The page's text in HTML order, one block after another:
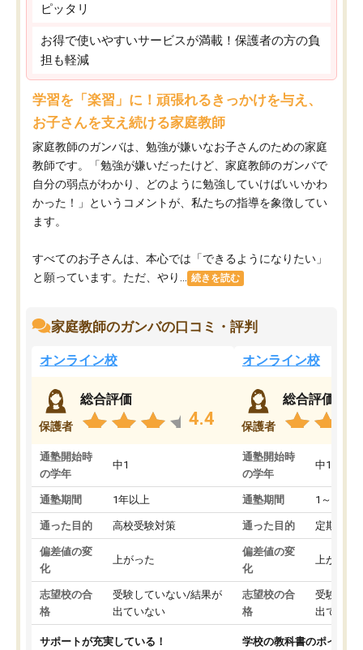
ピッタリ
お得で使いやすいサービスが満載！保護者の方の負
担も軽減
学習を「楽習」に！頑張れるきっかけを与え、
お子さんを支え続ける家庭教師
家庭教師のガンバは、勉強が嫌いなお子さんのための家庭
教師です。「勉強が嫌いだったけど、家庭教師のガンバで
自分の弱点がわかり、どのように勉強していけばいいかわ
かった！」というコメントが、私たちの指導を象徴してい
ます。
すべてのお子さんは、本心では「できるようになりたい」
と願っています。ただ、やり...
続きを読む
家庭教師のガンバの口コミ・評判
オンライン校
保護者
総合評価
4.4
通塾開始時
の学年
中1
通塾期間 1年以上
通った目的 高校受験対策
偏差値の変
化
上がった
志望校の合
格
受験していない/結果が
出ていない
サポートが充実している！
オンライン校
保護者
総合評価
通塾開始時
の学年
中1
通塾期間 1～3ヵ月
通った目的 定期テス
偏差値の変
化
上がった
志望校の合
格
受験して
出ていな
学校の教科書のポイント